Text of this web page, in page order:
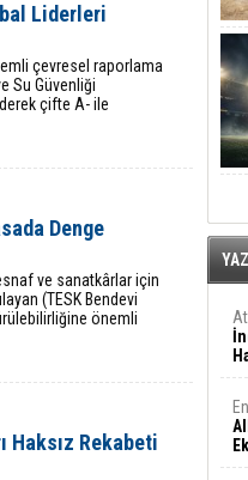
Liderleri
çevresel raporlama
Su Güvenliği
çifte A- ile
Denge
ve sanatkârlar için
(TESK Bendevi
önemli
Haksız Rekabeti